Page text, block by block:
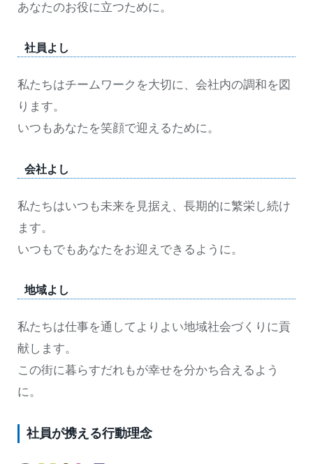
あなたのお役に立つために。
社員よし
私たちはチームワークを大切に、会社内の調和を図
ります。
いつもあなたを笑顔で迎えるために。
会社よし
私たちはいつも未来を見据え、長期的に繁栄し続け
ます。
いつもでもあなたをお迎えできるように。
地域よし
私たちは仕事を通してよりよい地域社会づくりに貢
献します。
この街に暮らすだれもが幸せを分かち合えるよう
に。
社員が携える行動理念